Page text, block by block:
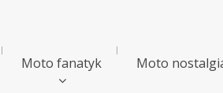
Moto fanatyk Moto